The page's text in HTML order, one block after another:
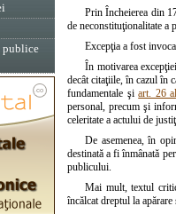
publice
Prin Încheierea din
de neconstituţionalitate a
Excepţia a fost
În motivarea
decât citaţiile, în cazul în
fundamentale şiart. 26
personal, precum şi
celeritate a actului de
De asemenea, în
destinată a fi înmânată
publicului.
Mai mult, textul
încălcat dreptul la